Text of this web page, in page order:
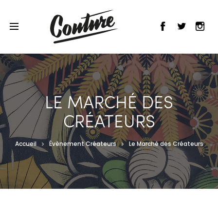
LE MARCHÉ DES
CRÉATEURS
Accueil Évènement Créateurs Le Marché des Créateurs